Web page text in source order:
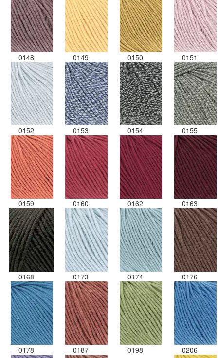
0148 0149 0150 0151
0152 0153 0154 0155
0159 0160 0162 0163
0168 0173 0174 0176
0178 0187 0198 0206